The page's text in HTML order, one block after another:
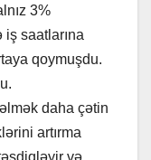
3%
iş saatlarına
qoymuşdu.
daha çətin
artırma